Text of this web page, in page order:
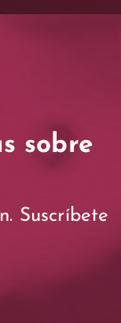
sobre
Suscríbete